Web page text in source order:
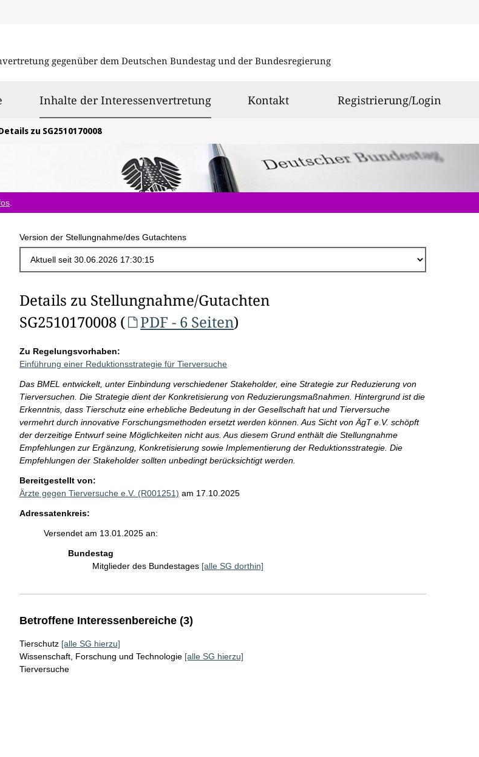
gegenüber dem Deutschen Bundestag und der Bundesregierung
Inhalte der Interessenvertretungausgewählt
Kontakt Registrierung/Login
zu SG2510170008
Version der Stellungnahme/des Gutachtens
Details zu Stellungnahme/Gutachten
SG2510170008 (
PDF - 6 Seiten)
Zu Regelungsvorhaben:
Einführung einer Reduktionsstrategie für Tierversuche
Das BMEL entwickelt, unter Einbindung verschiedener Stakeholder, eine Strategie zur Reduzierung von
Tierversuchen. Die Strategie dient der Konkretisierung von Reduzierungsmaßnahmen. Hintergrund ist die
Erkenntnis, dass Tierschutz eine erhebliche Bedeutung in der Gesellschaft hat und Tierversuche
vermehrt durch innovative Forschungsmethoden ersetzt werden können. Aus Sicht von ÄgT e.V. schöpft
der derzeitige Entwurf seine Möglichkeiten nicht aus. Aus diesem Grund enthält die Stellungnahme
Empfehlungen zur Ergänzung, Konkretisierung sowie Implementierung der Reduktionsstrategie. Die
Empfehlungen der Stakeholder sollten unbedingt berücksichtigt werden.
Bereitgestellt von:
Ärzte gegen Tierversuche e.V. (R001251) am 17.10.2025
Adressatenkreis:
Versendet am 13.01.2025 an:
Bundestag
Mitglieder des Bundestages [alle SG dorthin]
Betroffene Interessenbereiche (3)
Tierschutz [alle SG hierzu]
Wissenschaft, Forschung und Technologie [alle SG hierzu]
Tierversuche